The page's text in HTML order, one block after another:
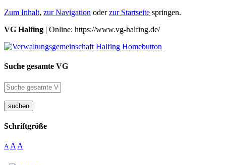
Zum Inhalt, zur Navigation oderzur Startseite springen.
VG Halfing | Online: https://www.vg-halfing.de/
Suche gesamte VG
suchen
Schriftgröße
A A A